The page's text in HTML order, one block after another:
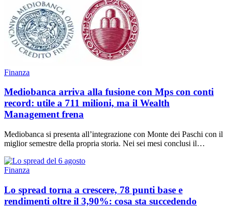
Finanza
Mediobanca arriva alla fusione con Mps con conti
record: utile a 711 milioni, ma il Wealth
Management frena
Mediobanca si presenta all’integrazione con Monte dei Paschi con il
miglior semestre della propria storia. Nei sei mesi conclusi il…
Finanza
Lo spread torna a crescere, 78 punti base e
rendimenti oltre il 3,90%: cosa sta succedendo